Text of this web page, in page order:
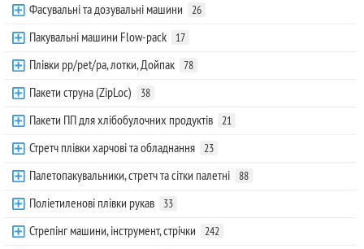
Фасувальні та дозувальні машини 26
Пакувальні машини Flow-pack 17
Плівки pp/pet/pa, лотки, Дойпак 78
Пакети струна (ZipLoc) 38
Пакети ПП для хлібобулочних продуктів 21
Стретч плівки харчові та обладнання 23
Палетопакувальники, стретч та сітки палетні 88
Поліетиленові плівки рукав 33
Стрепінг машини, інструмент, стрічки 242